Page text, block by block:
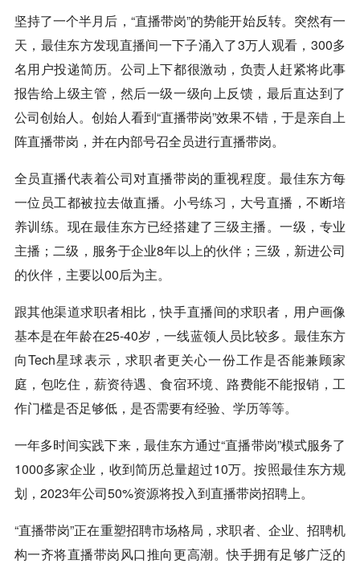
坚持了一个半月后，“直播带岗”的势能开始反转。突然有一
天，最佳东方发现直播间一下子涌入了3万人观看，300多
名用户投递简历。公司上下都很激动，负责人赶紧将此事
报告给上级主管，然后一级一级向上反馈，最后直达到了
公司创始人。创始人看到“直播带岗”效果不错，于是亲自上
阵直播带岗，并在内部号召全员进行直播带岗。
全员直播代表着公司对直播带岗的重视程度。最佳东方每
一位员工都被拉去做直播。小号练习，大号直播，不断培
养训练。现在最佳东方已经搭建了三级主播。一级，专业
主播；二级，服务于企业8年以上的伙伴；三级，新进公司
的伙伴，主要以00后为主。
跟其他渠道求职者相比，快手直播间的求职者，用户画像
基本是在年龄在25-40岁，一线蓝领人员比较多。最佳东方
向Tech星球表示，求职者更关心一份工作是否能兼顾家
庭，包吃住，薪资待遇、食宿环境、路费能不能报销，工
作门槛是否足够低，是否需要有经验、学历等等。
一年多时间实践下来，最佳东方通过“直播带岗”模式服务了
1000多家企业，收到简历总量超过10万。按照最佳东方规
划，2023年公司50%资源将投入到直播带岗招聘上。
“直播带岗”正在重塑招聘市场格局，求职者、企业、招聘机
构一齐将直播带岗风口推向更高潮。快手拥有足够广泛的